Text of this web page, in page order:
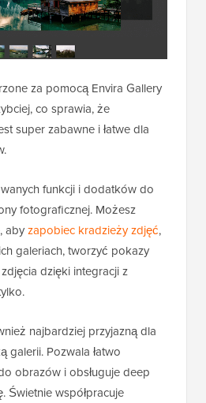
za pomocą Envira Gallery
co sprawia, że
super zabawne i łatwe dla
funkcji i dodatków do
fotograficznej. Możesz
abyzapobiec kradzieży zdjęć,
galeriach, tworzyć pokazy
dzięki integracji z
najbardziej przyjazną dla
galerii. Pozwala łatwo
obrazów i obsługuje deep
Świetnie współpracuje